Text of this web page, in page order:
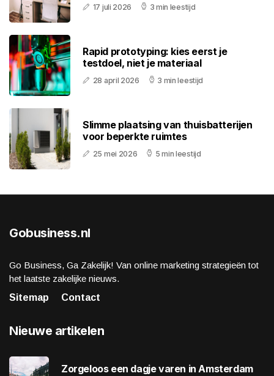
17 juli 2026 3 min leestijd
Rapid prototyping: kies eerst je
testdoel, niet je materiaal
28 april 2026 3 min leestijd
Slimme plaatsing van thuisbatterijen
voor beperkte ruimtes
25 mei 2026 5 min leestijd
Gobusiness.nl
Go Business, Ga Zakelijk! Van online marketing strategieën tot
het laatste zakelijke nieuws.
Sitemap
Contact
Nieuwe artikelen
Zorgeloos een dagje varen in Amsterdam